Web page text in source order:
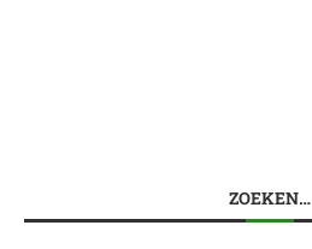
ZOEKEN…